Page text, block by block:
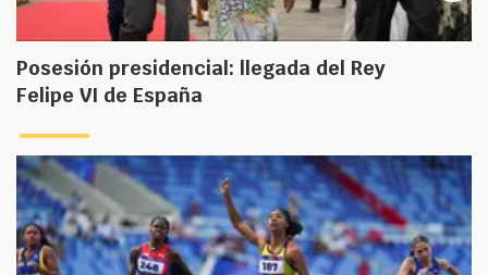
Posesión presidencial: llegada del Rey
Felipe VI de España